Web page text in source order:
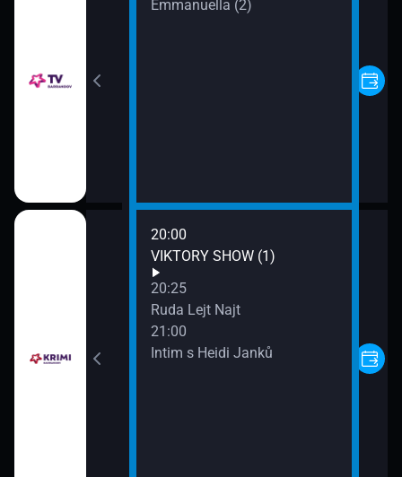
Emmanuella (2)
20:00
VIKTORY SHOW (1)
20:25
Ruda Lejt Najt
21:00
Intim s Heidi Janků